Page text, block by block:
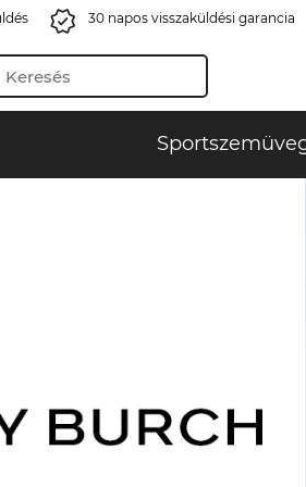
30 napos visszaküldési garancia